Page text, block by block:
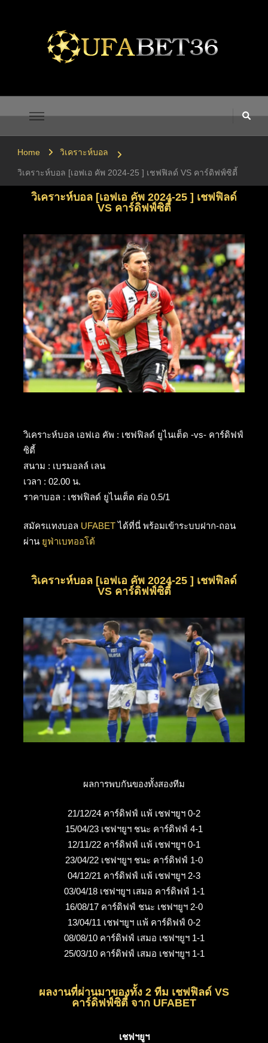
Home วิเคราะห์บอล
วิเคราะห์บอล [เอฟเอ คัพ 2024-25 ] เชฟฟิลด์ VS คาร์ดิฟฟ์ซิตี้
วิเคราะห์บอล [เอฟเอ คัพ 2024-25 ] เชฟฟิลด์
VS คาร์ดิฟฟ์ซิตี้
วิเคราะห์บอล เอฟเอ คัพ : เชฟฟิลด์ ยูไนเต็ด -vs- คาร์ดิฟฟ์
ซิตี้
สนาม : เบรมอลล์ เลน
เวลา : 02.00 น.
ราคาบอล : เชฟฟิลด์ ยูไนเต็ด ต่อ 0.5/1
สมัครแทงบอล UFABETได้ที่นี่ พร้อมเข้าระบบฝาก-ถอน
ผ่าน ยูฟ่าเบทออโต้
วิเคราะห์บอล [เอฟเอ คัพ 2024-25 ] เชฟฟิลด์
VS คาร์ดิฟฟ์ซิตี้
ผลการพบกันของทั้งสองทีม
21/12/24 คาร์ดิฟฟ์ แพ้ เชฟฯยูฯ 0-2
15/04/23 เชฟฯยูฯ ชนะ คาร์ดิฟฟ์ 4-1
12/11/22 คาร์ดิฟฟ์ แพ้ เชฟฯยูฯ 0-1
23/04/22 เชฟฯยูฯ ชนะ คาร์ดิฟฟ์ 1-0
04/12/21 คาร์ดิฟฟ์ แพ้ เชฟฯยูฯ 2-3
03/04/18 เชฟฯยูฯ เสมอ คาร์ดิฟฟ์ 1-1
16/08/17 คาร์ดิฟฟ์ ชนะ เชฟฯยูฯ 2-0
13/04/11 เชฟฯยูฯ แพ้ คาร์ดิฟฟ์ 0-2
08/08/10 คาร์ดิฟฟ์ เสมอ เชฟฯยูฯ 1-1
25/03/10 คาร์ดิฟฟ์ เสมอ เชฟฯยูฯ 1-1
ผลงานที่ผ่านมาของทั้ง 2 ทีม เชฟฟิลด์ VS
คาร์ดิฟฟ์ซิตี้ จาก UFABET
เชฟฯยูฯ